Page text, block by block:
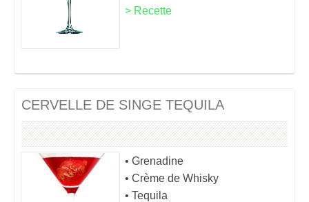
> Recette
CERVELLE DE SINGE TEQUILA
• Grenadine
• Crème de Whisky
• Tequila